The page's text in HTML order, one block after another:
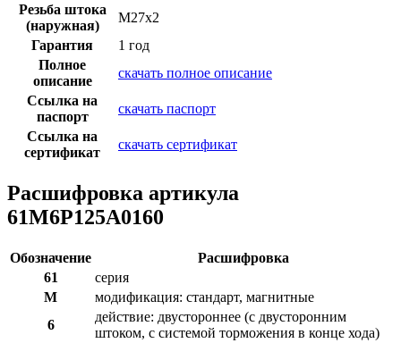
Резьба штока
(наружная)
M27x2
Гарантия
1 год
Полное
описание
скачать полное описание
Ссылка на
паспорт
скачать паспорт
Ссылка на
сертификат
скачать сертификат
Расшифровка артикула
61M6P125A0160
Обозначение
Расшифровка
61
серия
M
модификация: стандарт, магнитные
6
действие: двустороннее (с двусторонним
штоком, с системой торможения в конце хода)